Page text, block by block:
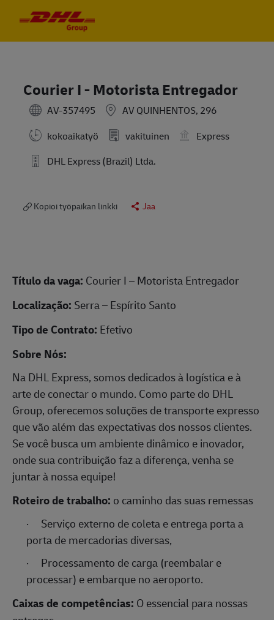
Courier I - Motorista Entregador
AV-357495
AV QUINHENTOS, 296
kokoaikatyö
vakituinen
Express
DHL Express (Brazil) Ltda.
Kopioi työpaikan linkki Jaa
Título da vaga: Courier I – Motorista Entregador
Localização: Serra – Espírito Santo
Tipo de Contrato: Efetivo
Sobre Nós:
Na DHL Express, somos dedicados à logística e à
arte de conectar o mundo. Como parte do DHL
Group, oferecemos soluções de transporte expresso
que vão além das expectativas dos nossos clientes.
Se você busca um ambiente dinâmico e inovador,
onde sua contribuição faz a diferença, venha se
juntar à nossa equipe!
Roteiro de trabalho: o caminho das suas remessas
·
Serviço externo de coleta e entrega porta a
porta de mercadorias diversas,
·
Processamento de carga (reembalar e
processar) e embarque no aeroporto.
Caixas de competências: O essencial para nossas